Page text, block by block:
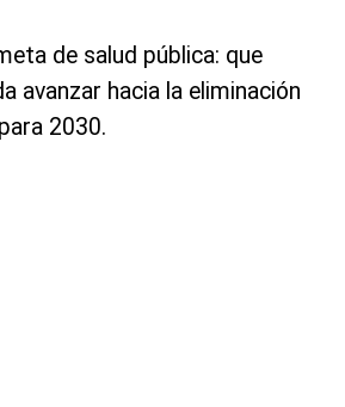
de salud pública: que
avanzar hacia la eliminación
2030.